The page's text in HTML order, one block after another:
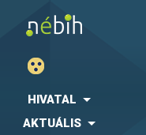
HIVATAL
AKTUÁLIS